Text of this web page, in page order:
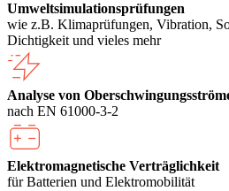
Umweltsimulationsprüfungen
wie z.B. Klimaprüfungen, Vibration,
Dichtigkeit und vieles mehr
Analyse von
nach EN 61000-3-2
Elektromagnetische Verträglichkeit
für Batterien und Elektromobilität